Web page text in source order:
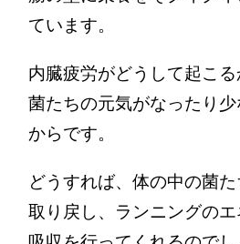
ています。
内臓疲労がどうして起こ
菌たちの元気がなったり
からです。
どうすれば、体の中の菌
取り戻し、ランニングの